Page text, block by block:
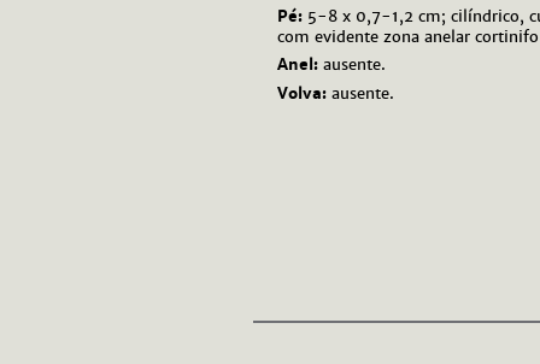
Pé: 5-8 x 0,7-1,2 cm; cilíndrico,
com evidente zona anelar
Anel: ausente.
Volva: ausente.